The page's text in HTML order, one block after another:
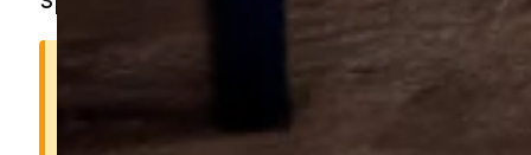
Derfor er væggelus et